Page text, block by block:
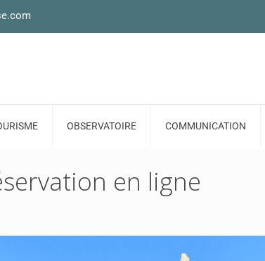
OBSERVATOIRE COMMUNICATION
en ligne